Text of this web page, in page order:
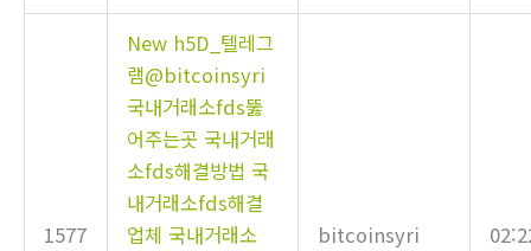
1577
New h5D_텔레그
램@bitcoinsyri
국내거래소fds뚫
어주는곳 국내거래
소fds해결방법 국
내거래소fds해결
업체 국내거래소
bitcoinsyri